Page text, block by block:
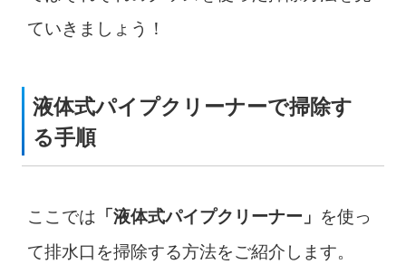
ていきましょう！
液体式パイプクリーナーで掃除す
る手順
ここでは 「液体式パイプクリーナー」 を使っ
て排水口を掃除する方法をご紹介します。